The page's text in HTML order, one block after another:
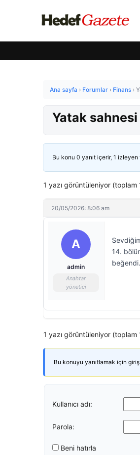
Ana sayfa › Forumlar › Finans ›
Yatak
Bu konu 0 yanıt içerir, 1 izleyen
1 yazı görüntüleniyor (toplam
20/05/2026: 8:06 am
A
admin
Anahtar
yönetici
14.
beğendi.
1 yazı görüntüleniyor (toplam
Bu konuyu yanıtlamak için giriş
Kullanıcı adı:
Parola:
Beni hatırla